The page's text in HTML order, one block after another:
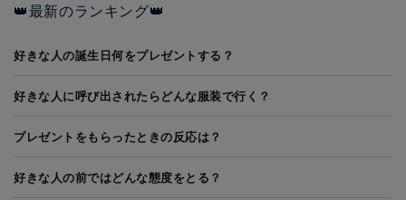
👑最新のランキング👑
好きな人の誕生日何をプレゼントする？
好きな人に呼び出されたらどんな服装で行く？
プレゼントをもらったときの反応は？
好きな人の前ではどんな態度をとる？